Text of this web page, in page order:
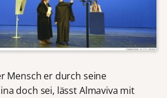
Mensch er durch seine
doch sei, lässt Almaviva mit